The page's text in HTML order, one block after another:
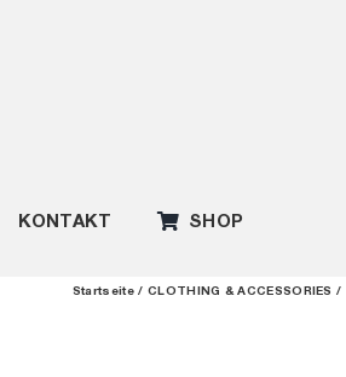
KONTAKT SHOP
Startseite CLOTHING & ACCESSORIES